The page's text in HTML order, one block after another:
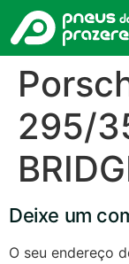
295/
Deixe um
O seu endereço